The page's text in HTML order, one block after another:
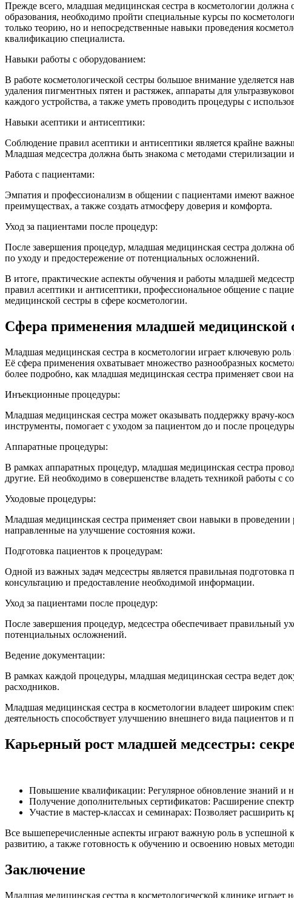
Прежде всего, младшая медицинская сестра в косметологии
образования, необходимо пройти специальные курсы по
только теорию, но и непосредственные навыки проведения
квалификацию специалиста.
Навыки работы с оборудованием:
В работе косметологической сестры большое внимание уделяется
удаления пигментных пятен и растяжек, аппараты для
каждого устройства, а также уметь проводить процедуры с
Навыки асептики и антисептики:
Соблюдение правил асептики и антисептики является крайне
Младшая медсестра должна быть знакома с методами
Работа с пациентами:
Эмпатия и профессионализм в общении с пациентами имеют важное
преимуществах, а также создать атмосферу доверия и комфорта.
Уход за пациентами после процедур:
После завершения процедур, младшая медицинская сестра должна
по уходу и предостережение от потенциальных осложнений.
В итоге, практические аспекты обучения и работы младшей
правил асептики и антисептики, профессиональное общение с
медицинской сестры в сфере косметологии.
Сфера применения младшей медицинской
Младшая медицинская сестра в косметологии играет ключевую
Её сфера применения охватывает множество разнообразных
более подробно, как младшая медицинская сестра применяет свои
Инъекционные процедуры:
Младшая медицинская сестра может оказывать поддержку врачу-
инструменты, помогает с уходом за пациентом до и после
Аппаратные процедуры:
В рамках аппаратных процедур, младшая медицинская сестра
другие. Ей необходимо в совершенстве владеть техникой работы с
Уходовые процедуры:
Младшая медицинская сестра применяет свои навыки в
направленные на улучшение состояния кожи.
Подготовка пациентов к процедурам:
Одной из важных задач медсестры является правильная
консультацию и предоставление необходимой информации.
Уход за пациентами после процедур:
После завершения процедур, медсестра обеспечивает правильный
потенциальных осложнений.
Ведение документации:
В рамках каждой процедуры, младшая медицинская сестра ведет
расходников.
Младшая медицинская сестра в косметологии владеет широким
деятельность способствует улучшению внешнего вида пациентов
Карьерный рост младшей медсестры:
Повышение квалификации: Регулярное обновление знаний и
Получение дополнительных сертификатов: Расширение
Участие в мастер-классах и семинарах: Позволяет
Все вышеперечисленные аспекты играют важную роль в успешной
развитию, а также готовность к обучению и освоению новых
Заключение
Младшая медицинская сестра в косметологической клинике играет